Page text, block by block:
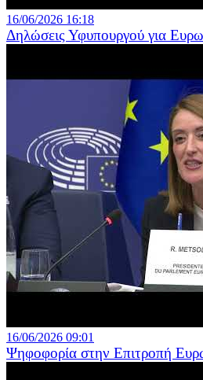
16/06/2026 16:18
Δηλώσεις Υφυπουργού για
16/06/2026 09:01
Ψηφοφορία στην Επιτροπή